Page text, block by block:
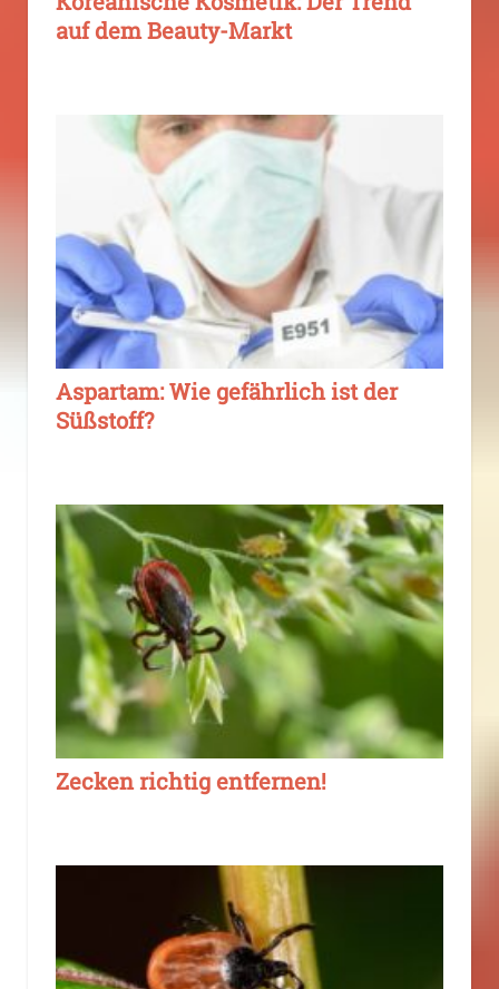
auf dem Beauty-Markt
Aspartam: Wie gefährlich ist der
Süßstoff?
Zecken richtig entfernen!